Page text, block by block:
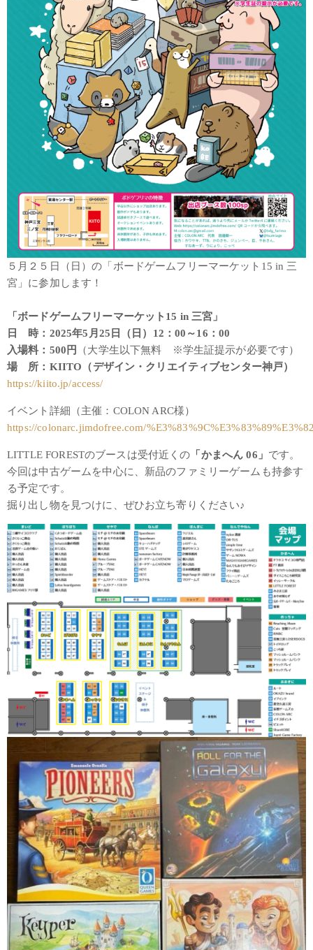
５月２５日（日）の「ボードゲームフリーマーケット15 in 三
宮」に参加します！
「ボードゲームフリーマーケット15 in 三宮」
日 時：2025年5月25日（日）12：00～16：00
入場料：500円
（大学生以下無料 ※学生証提示が必要です）
場 所：KIITO（デザイン・クリエイティブセンター神戸）
https://kiito.jp/access/
イベント詳細（主催：COLON ARC様）
https://colonarc.jimdofree.com/
LITTLE FORESTのブースは受付近くの 「かまへん 06」 です。
今回は中古ゲームを中心に、新品のファミリーゲームも持参す
る予定です。
掘り出し物を見つけに、ぜひお立ち寄りください♪